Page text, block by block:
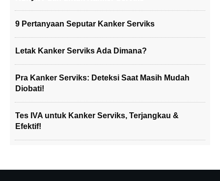
9 Pertanyaan Seputar Kanker Serviks
Letak Kanker Serviks Ada Dimana?
Pra Kanker Serviks: Deteksi Saat Masih Mudah
Diobati!
Tes IVA untuk Kanker Serviks, Terjangkau &
Efektif!